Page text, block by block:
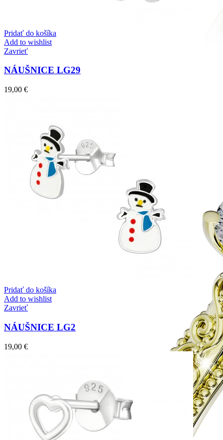
Mistique Love
Zásnubné prstne z kolekcie Mistique Love.
Pridať do košíka
Add to wishlist
Zavrieť
NÁUŠNICE LG29
19,00 €
Pridať do košíka
Add to wishlist
Zavrieť
NÁUŠNICE LG2
19,00 €